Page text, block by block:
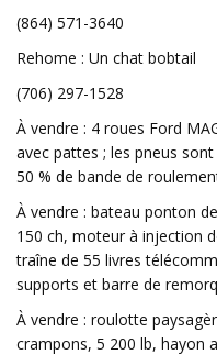
(864) 571-3640
Rehome : Un chat bobtail
(706) 297-1528
À vendre : 4 roues Ford
avec pattes ; les pneus
50 % de bande de
À vendre : bateau ponton
150 ch, moteur à injection
traîne de 55 livres
supports et barre de
À vendre : roulotte
crampons, 5 200 lb, hayon